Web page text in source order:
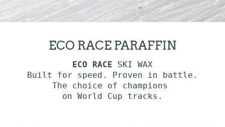
ECO RACE PARAFFIN
ECO RACE SKI WAX
Built for speed. Proven in battle.
The choice of champions
on World Cup tracks.